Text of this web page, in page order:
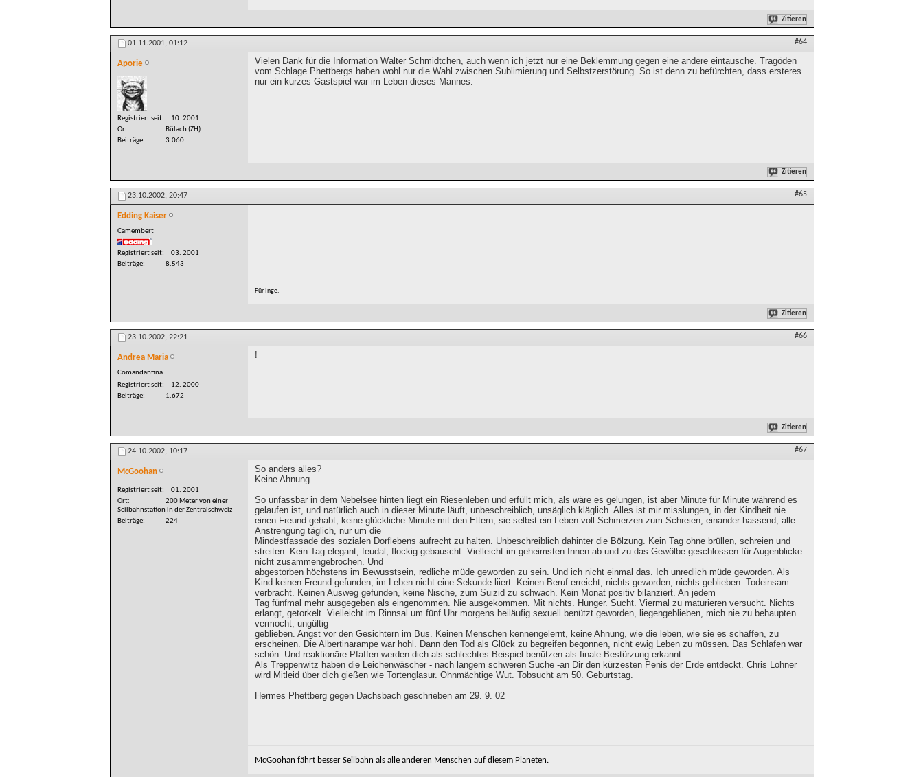
Zitieren
01.11.2001, 01:12 #64
Aporie
Registriert seit
10. 2001
Ort
Bülach (ZH)
Beiträge
3.060
Vielen Dank für die Information Walter Schmidtchen, auch wenn ich jetzt nur eine Beklemmung gegen eine andere eintausche. Tragöden
vom Schlage Phettbergs haben wohl nur die Wahl zwischen Sublimierung und Selbstzerstörung. So ist denn zu befürchten, dass ersteres
nur ein kurzes Gastspiel war im Leben dieses Mannes.
Zitieren
23.10.2002, 20:47 #65
Edding Kaiser
Camembert
Registriert seit
03. 2001
Beiträge
8.543
.
Für Inge.
Zitieren
23.10.2002, 22:21 #66
Andrea Maria
Comandantina
Registriert seit
12. 2000
Beiträge
1.672
!
Zitieren
24.10.2002, 10:17 #67
McGoohan
Registriert seit
01. 2001
Ort
200 Meter von einer
Seilbahnstation in der Zentralschweiz
Beiträge
224
So anders alles?
Keine Ahnung
So unfassbar in dem Nebelsee hinten liegt ein Riesenleben und erfüllt mich, als wäre es gelungen, ist aber Minute für Minute während es
gelaufen ist, und natürlich auch in dieser Minute läuft, unbeschreiblich, unsäglich kläglich. Alles ist mir misslungen, in der Kindheit nie
einen Freund gehabt, keine glückliche Minute mit den Eltern, sie selbst ein Leben voll Schmerzen zum Schreien, einander hassend, alle
Anstrengung täglich, nur um die
Mindestfassade des sozialen Dorflebens aufrecht zu halten. Unbeschreiblich dahinter die Bölzung. Kein Tag ohne brüllen, schreien und
streiten. Kein Tag elegant, feudal, flockig gebauscht. Vielleicht im geheimsten Innen ab und zu das Gewölbe geschlossen für Augenblicke
nicht zusammengebrochen. Und
abgestorben höchstens im Bewusstsein, redliche müde geworden zu sein. Und ich nicht einmal das. Ich unredlich müde geworden. Als
Kind keinen Freund gefunden, im Leben nicht eine Sekunde liiert. Keinen Beruf erreicht, nichts geworden, nichts geblieben. Todeinsam
verbracht. Keinen Ausweg gefunden, keine Nische, zum Suizid zu schwach. Kein Monat positiv bilanziert. An jedem
Tag fünfmal mehr ausgegeben als eingenommen. Nie ausgekommen. Mit nichts. Hunger. Sucht. Viermal zu maturieren versucht. Nichts
erlangt, getorkelt. Vielleicht im Rinnsal um fünf Uhr morgens beiläufig sexuell benützt geworden, liegengeblieben, mich nie zu behaupten
vermocht, ungültig
geblieben. Angst vor den Gesichtern im Bus. Keinen Menschen kennengelernt, keine Ahnung, wie die leben, wie sie es schaffen, zu
erscheinen. Die Albertinarampe war hohl. Dann den Tod als Glück zu begreifen begonnen, nicht ewig Leben zu müssen. Das Schlafen war
schön. Und reaktionäre Pfaffen werden dich als schlechtes Beispiel benützen als finale Bestürzung erkannt.
Als Treppenwitz haben die Leichenwäscher - nach langem schweren Suche -an Dir den kürzesten Penis der Erde entdeckt. Chris Lohner
wird Mitleid über dich gießen wie Tortenglasur. Ohnmächtige Wut. Tobsucht am 50. Geburtstag.
Hermes Phettberg gegen Dachsbach geschrieben am 29. 9. 02
McGoohan fährt besser Seilbahn als alle anderen Menschen auf diesem Planeten.